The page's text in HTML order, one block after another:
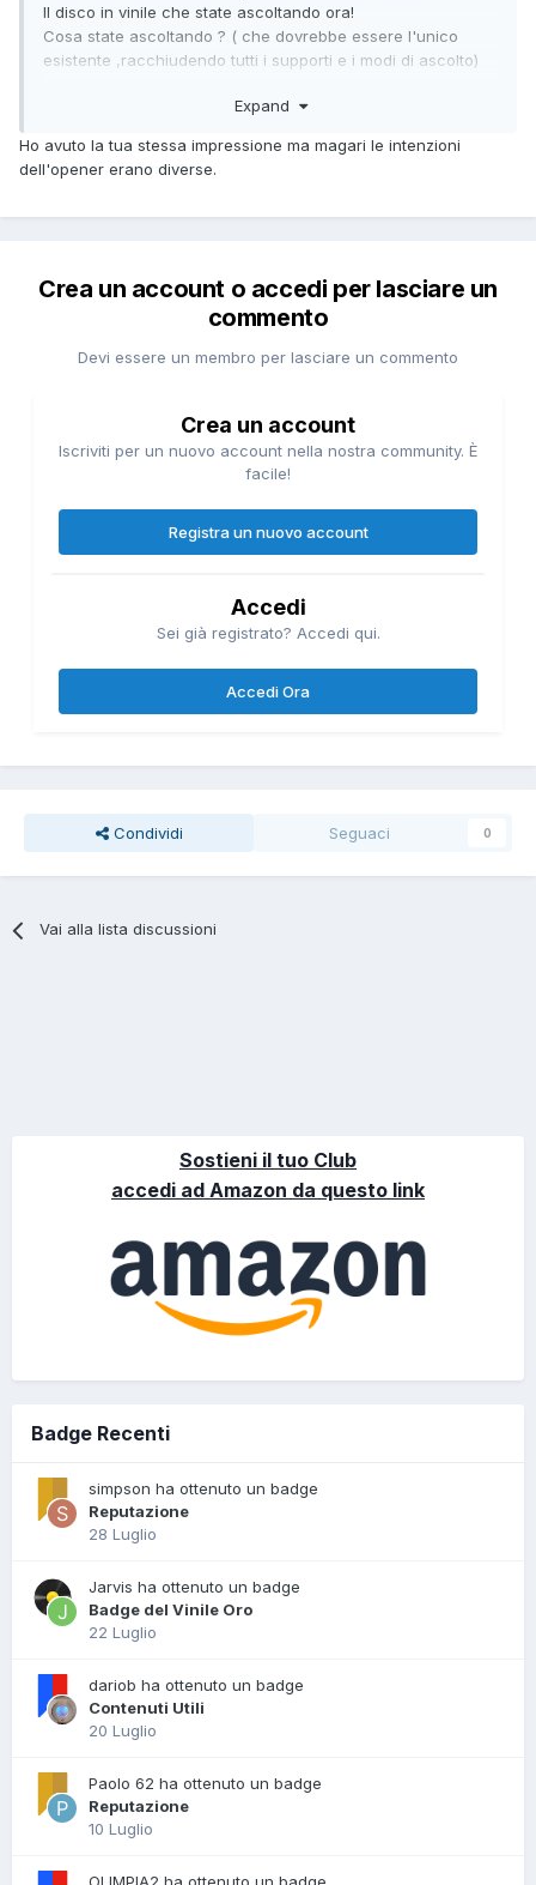
Il disco in vinile che state ascoltando ora!
Cosa state ascoltando ? ( che dovrebbe essere l'unico
esistente ,racchiudendo tutti i supporti e i modi di ascolto)
segnalazione di un bel disco(piace anche a me) che stai
ascolto..
Expand
Ho avuto la tua stessa impressione ma magari le intenzioni
dell'opener erano diverse.
Crea un account o accedi per lasciare un
commento
Devi essere un membro per lasciare un commento
Crea un account
Iscriviti per un nuovo account nella nostra community. È
facile!
Registra un nuovo account
Accedi
Sei già registrato? Accedi qui.
Accedi Ora
Condividi Seguaci 0
Vai alla lista discussioni
Sostieni il tuo Club
accedi ad Amazon da questo link
Badge Recenti
simpson ha ottenuto un badge
Reputazione
28 Luglio
Jarvis ha ottenuto un badge
Badge del Vinile Oro
22 Luglio
dariob ha ottenuto un badge
Contenuti Utili
20 Luglio
Paolo 62 ha ottenuto un badge
Reputazione
10 Luglio